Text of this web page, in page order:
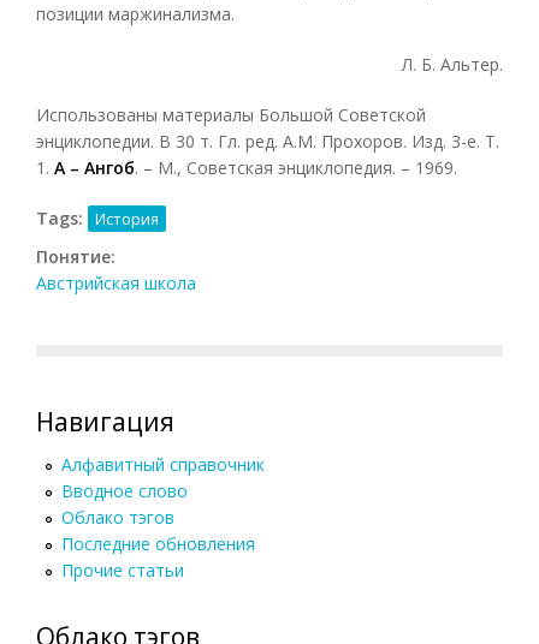
позиции маржинализма.
Л. Б. Альтер.
Использованы материалы Большой Советской
энциклопедии. В 30 т. Гл. ред. А.М. Прохоров. Изд. 3-е. Т.
1. А – Ангоб. – М., Советская энциклопедия. – 1969.
Tags: История
Понятие:
Австрийская школа
Навигация
Алфавитный справочник
Вводное слово
Облако тэгов
Последние обновления
Прочие статьи
Облако тэгов